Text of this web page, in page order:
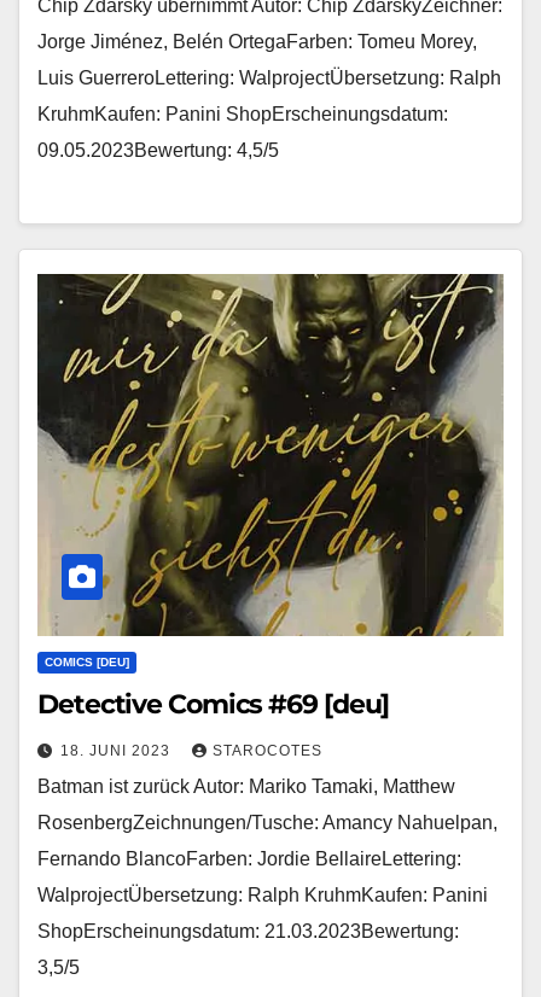
Chip Zdarsky übernimmt Autor: Chip ZdarskyZeichner:
Jorge Jiménez, Belén OrtegaFarben: Tomeu Morey,
Luis GuerreroLettering: WalprojectÜbersetzung: Ralph
KruhmKaufen: Panini ShopErscheinungsdatum:
09.05.2023Bewertung: 4,5/5
COMICS [DEU]
Detective Comics #69 [deu]
18. JUNI 2023 STAROCOTES
Batman ist zurück Autor: Mariko Tamaki, Matthew
RosenbergZeichnungen/Tusche: Amancy Nahuelpan,
Fernando BlancoFarben: Jordie BellaireLettering:
WalprojectÜbersetzung: Ralph KruhmKaufen: Panini
ShopErscheinungsdatum: 21.03.2023Bewertung:
3,5/5